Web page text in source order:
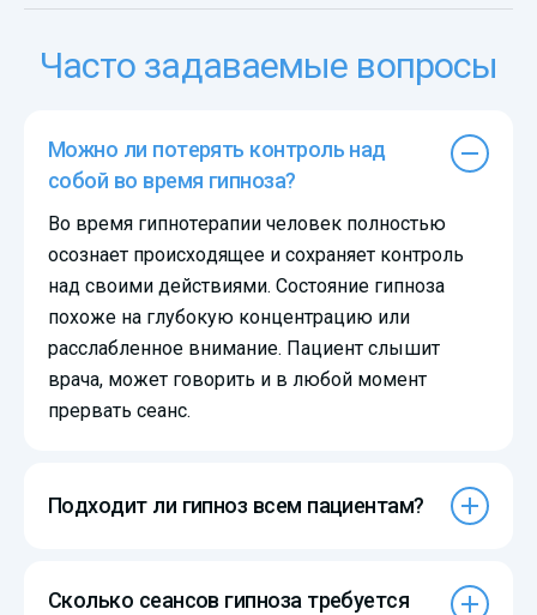
Часто задаваемые вопросы
Можно ли потерять контроль над
собой во время гипноза?
Во время гипнотерапии человек полностью
осознает происходящее и сохраняет контроль
над своими действиями. Состояние гипноза
похоже на глубокую концентрацию или
расслабленное внимание. Пациент слышит
врача, может говорить и в любой момент
прервать сеанс.
Подходит ли гипноз всем пациентам?
Сколько сеансов гипноза требуется